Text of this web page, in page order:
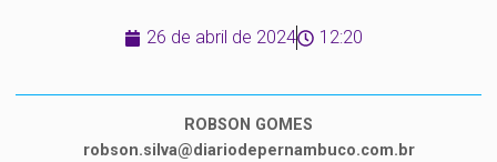
26 de abril de 2024 12:20
ROBSON GOMES
robson.silva@diariodepernambuco.com.br